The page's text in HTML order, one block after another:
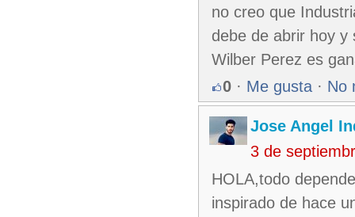
no creo que
debe de abrir hoy y
Wilber Perez es
0 · Me gusta · No
Jose Angel
3 de
HOLA,todo
inspirado de hace